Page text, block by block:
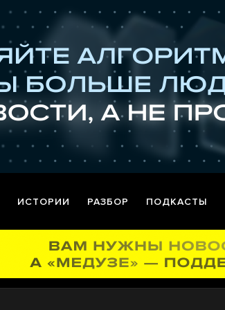
ИСТОРИИ РАЗБОР ПОДКАСТЫ